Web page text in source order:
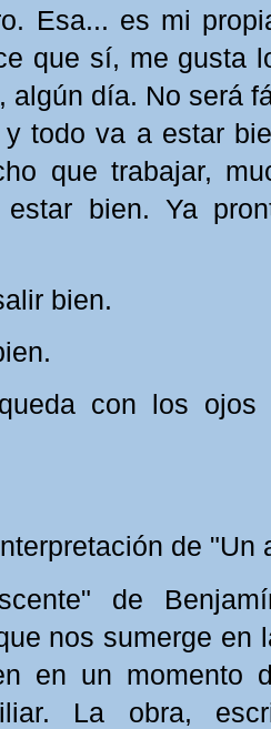
Esa... es mi
que sí, me gusta
algún día. No será
todo va a estar
que trabajar,
bien. Ya
bien.
con los ojos
de "Un
de
nos sumerge en
en un momento
La obra,